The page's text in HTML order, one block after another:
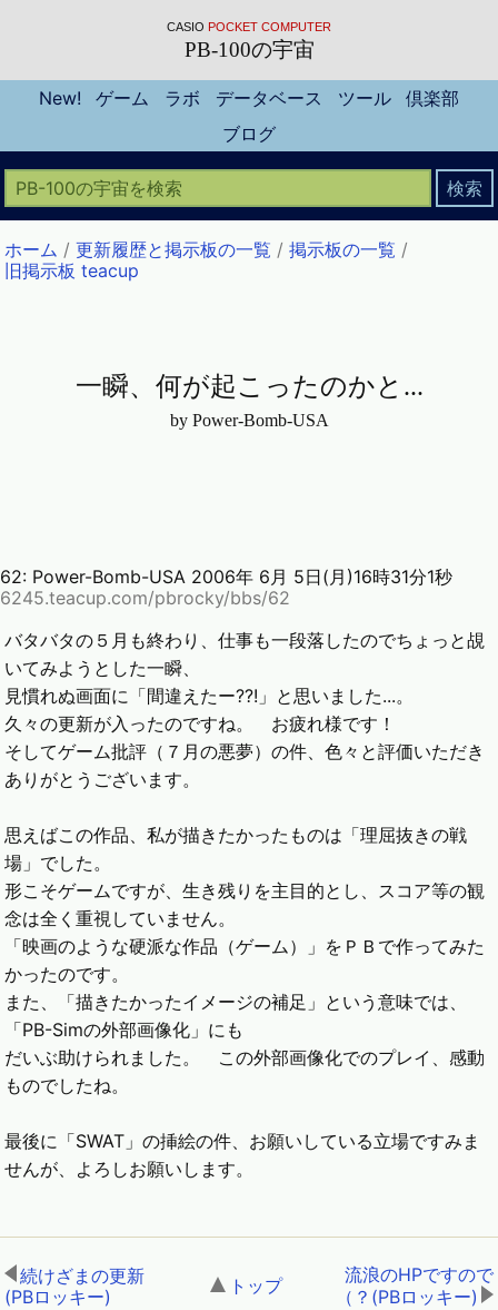
CASIO POCKET COMPUTER
PB-100の宇宙
New! ゲーム ラボ データベース ツール
倶楽部
ブログ
ホーム /更新履歴と掲示板の一覧 /掲示板の一覧 /
旧掲示板 teacup
一瞬、何が起こったのかと...
by Power-Bomb-USA
62: Power-Bomb-USA 2006年 6月 5日(月)16時31分1秒
6245.teacup.com/pbrocky/bbs/62
バタバタの５月も終わり、仕事も一段落したのでちょっと覘
いてみようとした一瞬、
見慣れぬ画面に「間違えたー??!」と思いました...。
久々の更新が入ったのですね。 お疲れ様です！
そしてゲーム批評（７月の悪夢）の件、色々と評価いただき
ありがとうございます。
思えばこの作品、私が描きたかったものは「理屈抜きの戦
場」でした。
形こそゲームですが、生き残りを主目的とし、スコア等の観
念は全く重視していません。
「映画のような硬派な作品（ゲーム）」をＰＢで作ってみた
かったのです。
また、「描きたかったイメージの補足」という意味では、
「PB-Simの外部画像化」にも
だいぶ助けられました。 この外部画像化でのプレイ、感動
ものでしたね。
最後に「SWAT」の挿絵の件、お願いしている立場ですみま
せんが、よろしお願いします。
続けざまの更新
(PBロッキー)
トップ,
流浪のHPですので
（？(PBロッキー)